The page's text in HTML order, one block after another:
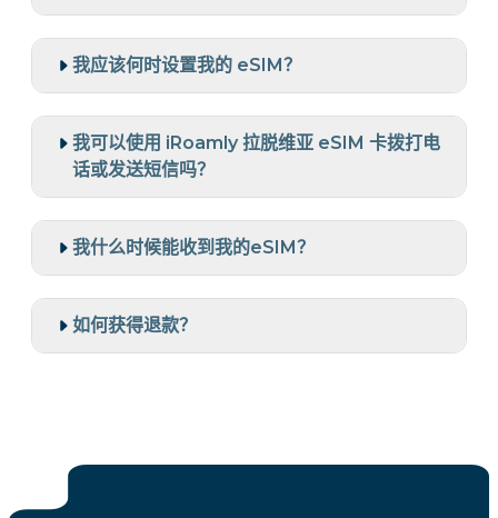
我应该何时设置我的 eSIM？
我可以使用 iRoamly 拉脱维亚 eSIM 卡拨打电
话或发送短信吗？
我什么时候能收到我的eSIM？
如何获得退款？